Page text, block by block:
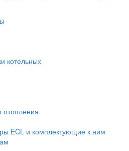
котельных
отопления
ECL и комплектующие к ним